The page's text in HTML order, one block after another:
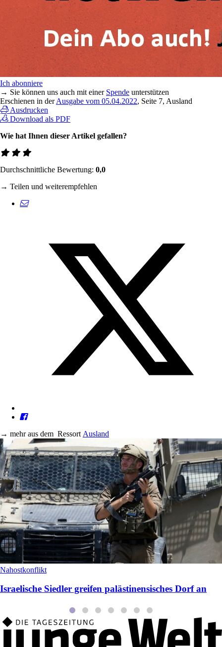
Ich abonniere
→ Sie können uns auch mit einer Spende unterstützen
Erschienen in derAusgabe vom 05.04.2022, Seite 7, Ausland
Ausdrucken
Download als PDF
Wie hat Ihnen dieser Artikel gefallen?
Durchschnittliche Bewertung: 0,0
→ Teilen und weiterempfehlen
→ mehr aus dem Ressort Ausland
Nahostkonflikt
Israelische Siedler greifen palästinensisches Dorf an